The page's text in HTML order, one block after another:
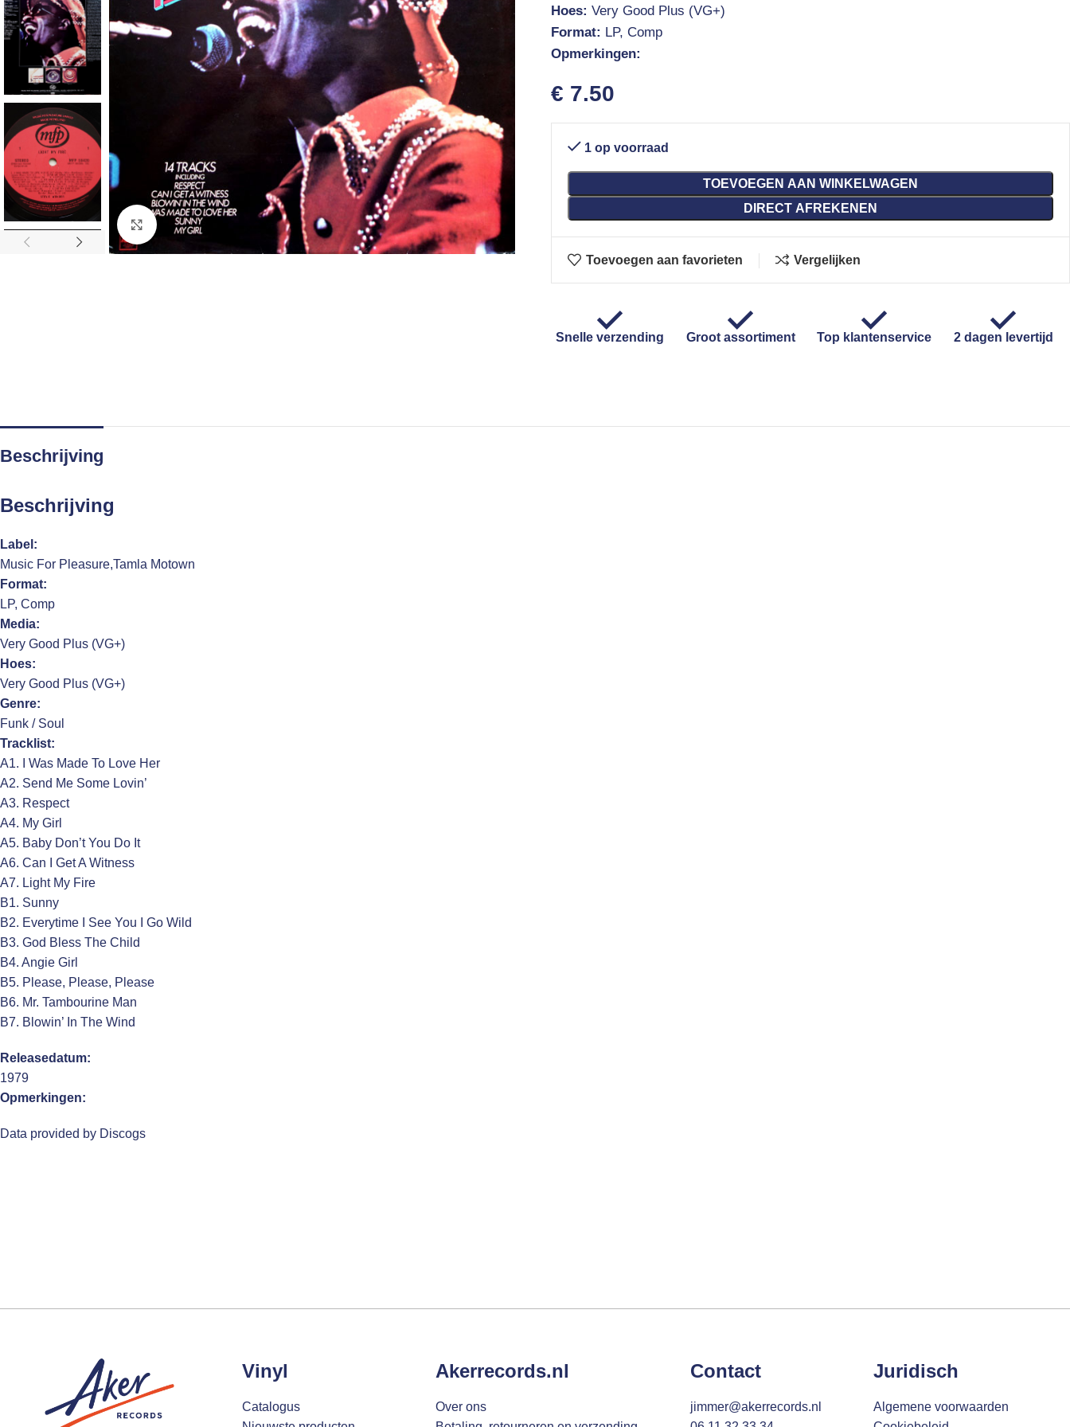
Click to enlarge
Hoes: Very Good Plus (VG+)
Format: LP, Comp
Opmerkingen:
€ 7.50
1 op voorraad
TOEVOEGEN AAN WINKELWAGEN
DIRECT AFREKENEN
Toevoegen aan favorieten Vergelijken
Snelle verzending Groot assortiment Top klantenservice 2 dagen levertijd
Beschrijving
Beschrijving
Label:
Music For Pleasure,Tamla Motown
Format:
LP, Comp
Media:
Very Good Plus (VG+)
Hoes:
Very Good Plus (VG+)
Genre:
Funk / Soul
Tracklist:
A1. I Was Made To Love Her
A2. Send Me Some Lovin’
A3. Respect
A4. My Girl
A5. Baby Don’t You Do It
A6. Can I Get A Witness
A7. Light My Fire
B1. Sunny
B2. Everytime I See You I Go Wild
B3. God Bless The Child
B4. Angie Girl
B5. Please, Please, Please
B6. Mr. Tambourine Man
B7. Blowin’ In The Wind
Releasedatum:
1979
Opmerkingen:
Data provided by Discogs
Vinyl
Catalogus
Akerrecords.nl
Over ons
Contact
jimmer@akerrecords.nl
Juridisch
Algemene voorwaarden